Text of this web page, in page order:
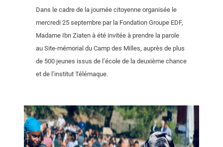
Dans le cadre de la journée citoyenne organisée le
mercredi 25 septembre par la Fondation Groupe EDF,
Madame Ibn Ziaten à été invitée à prendre la parole
au Site-mémorial du Camp des Milles, auprès de plus
de 500 jeunes issus de l’école de la deuxième chance
et de l’institut Télémaque.